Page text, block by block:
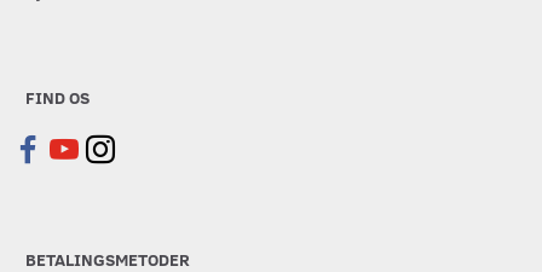
FIND OS
BETALINGSMETODER